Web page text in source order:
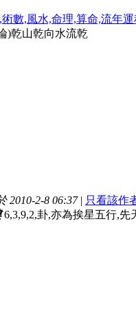
數,風水,命理,算命,流年
)乾山乾向水流乾
2010-2-8 06:37| 只看該作
6,3,9,2,卦,亦為挨星五行,